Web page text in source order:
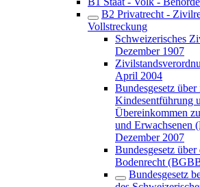
B2 Privatrecht -
Vollstreckung
Schweizerisches
Dezember 1907
April 2004
Bundesgesetz
Kindesentführung
Übereinkommen
und Erwachsenen
Dezember 2007
Bundesgesetz über
Bodenrecht
Bundesgesetz